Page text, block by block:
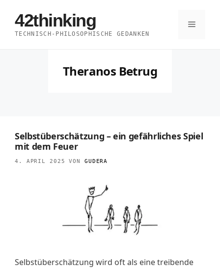
Inhalt
springen
42thinking
TECHNISCH-PHILOSOPHISCHE GEDANKEN
Menü
Theranos Betrug
Selbstüberschätzung – ein gefährliches Spiel
mit dem Feuer
4. APRIL 2025 VON GUDERA
Selbstüberschätzung wird oft als eine treibende